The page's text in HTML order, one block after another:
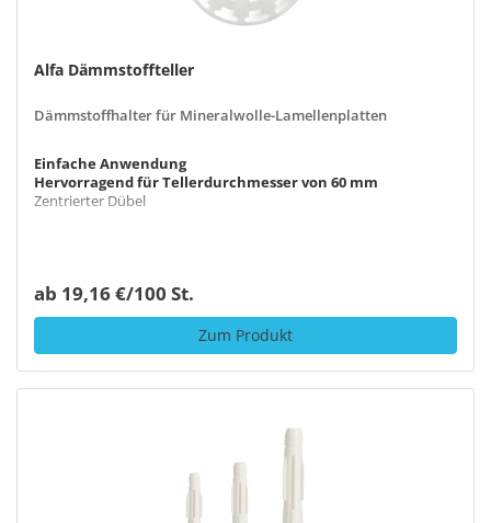
Alfa Dämmstoffteller
Dämmstoffhalter für Mineralwolle-Lamellenplatten
Einfache Anwendung
Hervorragend für Tellerdurchmesser von 60 mm
Zentrierter Dübel
ab 19,16 €/100 St.
Zum Produkt